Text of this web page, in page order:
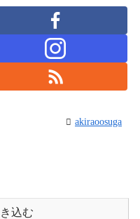
akiraoosuga
込む